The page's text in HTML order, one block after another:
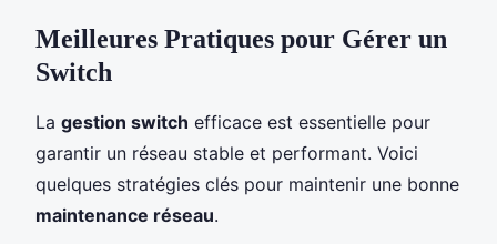
Meilleures Pratiques pour Gérer un
Switch
La gestion switch efficace est essentielle pour
garantir un réseau stable et performant. Voici
quelques stratégies clés pour maintenir une bonne
maintenance réseau.